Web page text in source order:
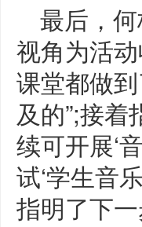
最后，
视角为活
课堂都做
及的”;接
续可开展‘
试‘学生音
指明了下